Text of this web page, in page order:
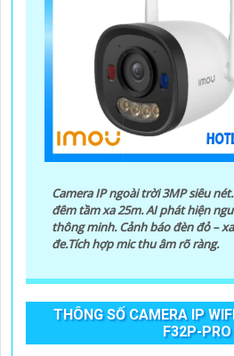
Camera IP ngoài trời 3MP siêu
đêm tầm xa 25m. AI phát hiện
thông minh. Cảnh báo đèn đỏ –
đe.Tích hợp mic thu âm rõ ràng.
THÔNG SỐ CAMERA IP
F32P-PRO